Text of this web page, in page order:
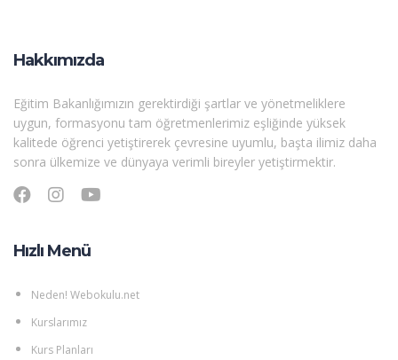
Hakkımızda
Eğitim Bakanlığımızın gerektirdiği şartlar ve yönetmeliklere
uygun, formasyonu tam öğretmenlerimiz eşliğinde yüksek
kalitede öğrenci yetiştirerek çevresine uyumlu, başta ilimiz daha
sonra ülkemize ve dünyaya verimli bireyler yetiştirmektir.
Hızlı Menü
Neden! Webokulu.net
Kurslarımız
Kurs Planları